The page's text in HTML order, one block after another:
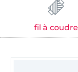
fil à coudre